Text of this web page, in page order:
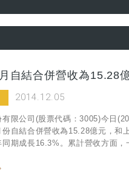
自結合併營收為15.28
2014.12.05
有限公司(股票代碼：3005)今日
自結合併營收為15.28億元，和
同期成長16.3%。累計營收方面